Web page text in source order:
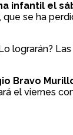
infantil el
se ha
lograrán? Las
Bravo
el viernes